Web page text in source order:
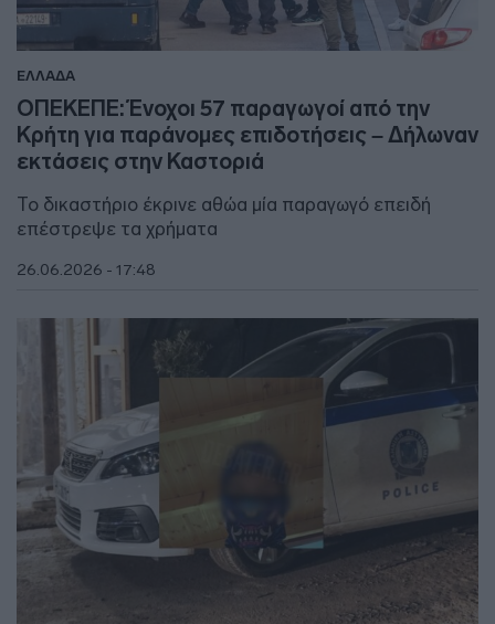
ΕΛΛΑΔΑ
ΟΠΕΚΕΠΕ: Ένοχοι 57 παραγωγοί από την
Κρήτη για παράνομες επιδοτήσεις – Δήλωναν
εκτάσεις στην Καστοριά
Το δικαστήριο έκρινε αθώα μία παραγωγό επειδή
επέστρεψε τα χρήματα
26.06.2026 - 17:48